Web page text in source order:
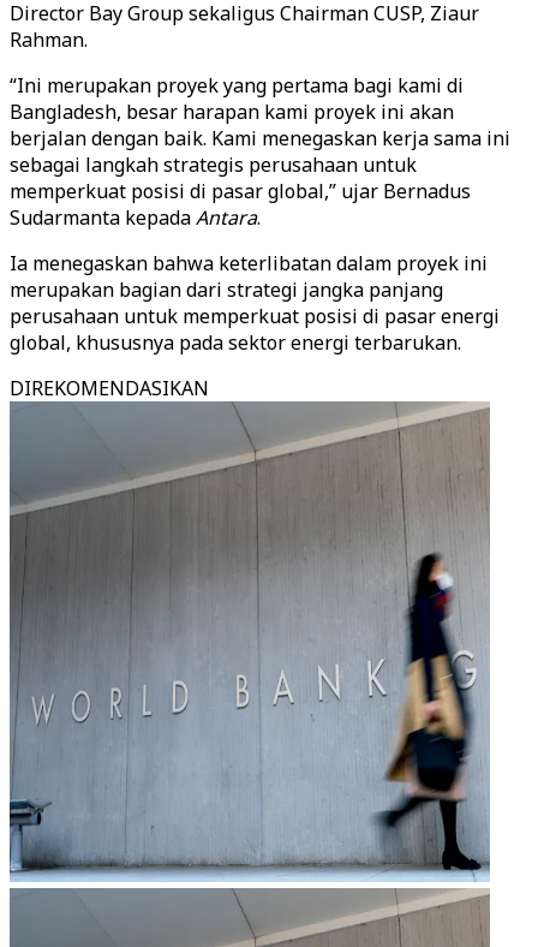
Director Bay Group sekaligus Chairman CUSP, Ziaur
Rahman.
“Ini merupakan proyek yang pertama bagi kami di
Bangladesh, besar harapan kami proyek ini akan
berjalan dengan baik. Kami menegaskan kerja sama ini
sebagai langkah strategis perusahaan untuk
memperkuat posisi di pasar global,” ujar Bernadus
Sudarmanta kepadaAntara.
Ia menegaskan bahwa keterlibatan dalam proyek ini
merupakan bagian dari strategi jangka panjang
perusahaan untuk memperkuat posisi di pasar energi
global, khususnya pada sektor energi terbarukan.
DIREKOMENDASIKAN